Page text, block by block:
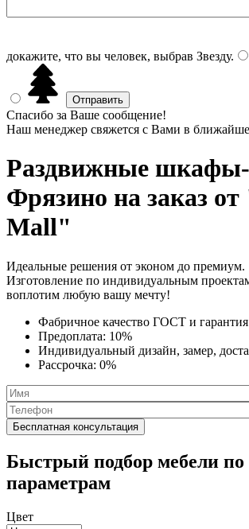
докажите, что вы человек, выбрав Звезду.
Спасибо за Ваше сообщение!
Наш менеджер свяжется с Вами в
Раздвижные
Фрязино на заказ
Mall"
Идеальные решения от эконом до премиум.
Изготовление по индивидуальным
воплотим любую вашу мечту!
Фабричное качество ГОСТ и
Предоплата: 10%
Индивидуальный дизайн, замер,
Рассрочка: 0%
Быстрый подбор мебели по
параметрам
Цвет